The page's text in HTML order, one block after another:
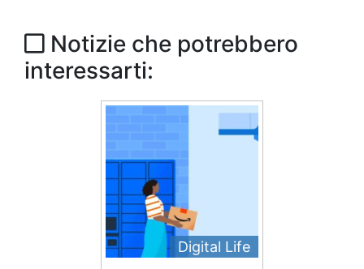
Notizie che potrebbero
interessarti:
Digital Life